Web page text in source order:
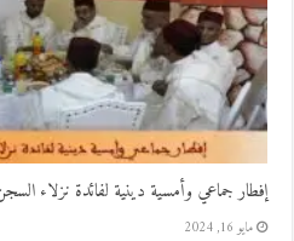
إفطار جماعي وأمسية دينية لفائدة نزلاء
مايو 16, 2024